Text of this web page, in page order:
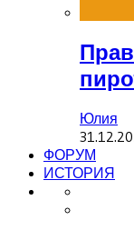
Юлия
ФОРУМ
ИСТОРИЯ